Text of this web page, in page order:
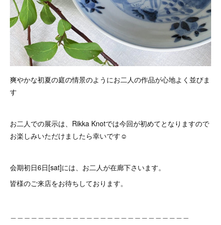
爽やかな初夏の庭の情景のようにお二人の作品が心地よく並びま
す
お二人での展示は、Rikka Knotでは今回が初めてとなりますので
お楽しみいただけましたら幸いです☺️
会期初日6日[sat]には、お二人が在廊下さいます。
皆様のご来店をお待ちしております。